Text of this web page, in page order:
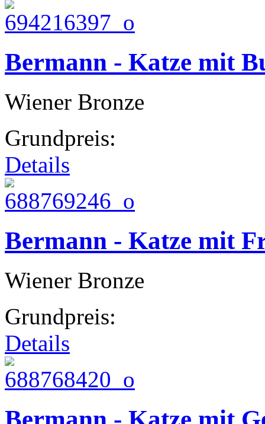
Bermann - Katze mit
Wiener Bronze
Grundpreis:
Details
Bermann - Katze mit
Wiener Bronze
Grundpreis:
Details